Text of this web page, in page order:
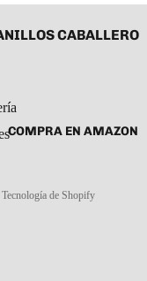
Y
DE ARETES Y DIJE
CABALLERO
CADENAS Y COLLARES
COMPRA EN AMAZON
Tecnología de Shopify